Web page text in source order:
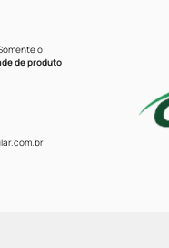
o
de produto